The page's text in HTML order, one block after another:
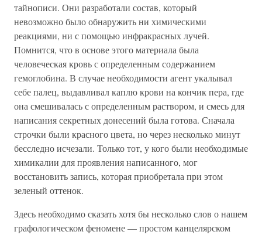
тайнописи. Они разработали состав, который
невозможно было обнаружить ни химическими
реакциями, ни с помощью инфракрасных лучей.
Помнится, что в основе этого материала была
человеческая кровь с определенным содержанием
гемоглобина. В случае необходимости агент укалывал
себе палец, выдавливал каплю крови на кончик пера, где
она смешивалась с определенным раствором, и смесь для
написания секретных донесений была готова. Сначала
строчки были красного цвета, но через несколько минут
бесследно исчезали. Только тот, у кого были необходимые
химикалии для проявления написанного, мог
восстановить запись, которая приобретала при этом
зеленый оттенок.
Здесь необходимо сказать хотя бы несколько слов о нашем
графологическом феномене — простом канцелярском